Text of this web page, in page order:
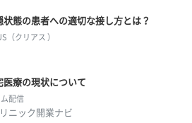
状態の患者への適切な接し方とは？
（クリアス ）
医療の現状について
ム配信
リニック開業ナビ